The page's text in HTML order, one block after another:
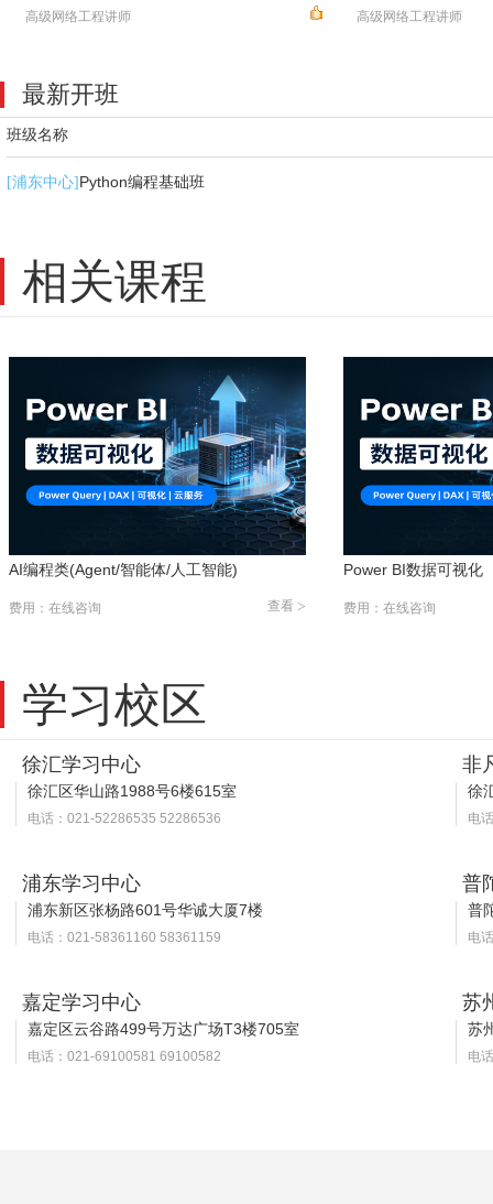
高级网络工程讲师 高级网络工程讲师
最新开班
班级名称
[浦东中心] Python编程基础班
相关课程
AI编程类(Agent/智能体/人工智能)
查看 >
费用：在线咨询
Power BI数据可视化
费用：在线咨询
学习校区
徐汇学习中心
徐汇区华山路1988号6楼615室
电话：021-52286535 52286536
非
徐
电
浦东学习中心
浦东新区张杨路601号华诚大厦7楼
电话：021-58361160 58361159
普
普
电
嘉定学习中心
嘉定区云谷路499号万达广场T3楼705室
电话：021-69100581 69100582
苏
苏
电